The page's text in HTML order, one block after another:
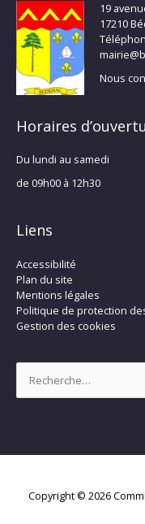
19
17210
Nous
Horaires
Du lundi au samedi
de 09h00 à 12h30
Liens
Accessibilité
Plan du site
Mentions légales
Politique de protection
Gestion des cookies
Copyright © 2026